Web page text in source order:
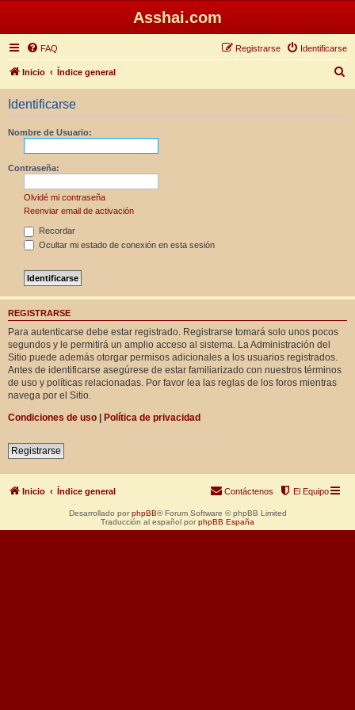
Asshai.com
FAQ Identificarse
Registrarse
Inicio Índice general
u
Identificarse
Nombre de Usuario:
Contraseña:
Olvidé mi contraseña
Reenviar email de activación
Recordar
Ocultar mi estado de conexión en esta sesión
REGISTRARSE
Para autenticarse debe estar registrado. Registrarse tomará solo unos pocos
segundos y le permitirá un amplio acceso al sistema. La Administración del
Sitio puede además otorgar permisos adicionales a los usuarios registrados.
Antes de identificarse asegúrese de estar familiarizado con nuestros términos
de uso y políticas relacionadas. Por favor lea las reglas de los foros mientras
navega por el Sitio.
Condiciones de uso | Política de privacidad
Registrarse
Inicio Índice general El Equipo
Contáctenos
Desarrollado por phpBB® Forum Software © phpBB Limited
Traducción al español por phpBB España